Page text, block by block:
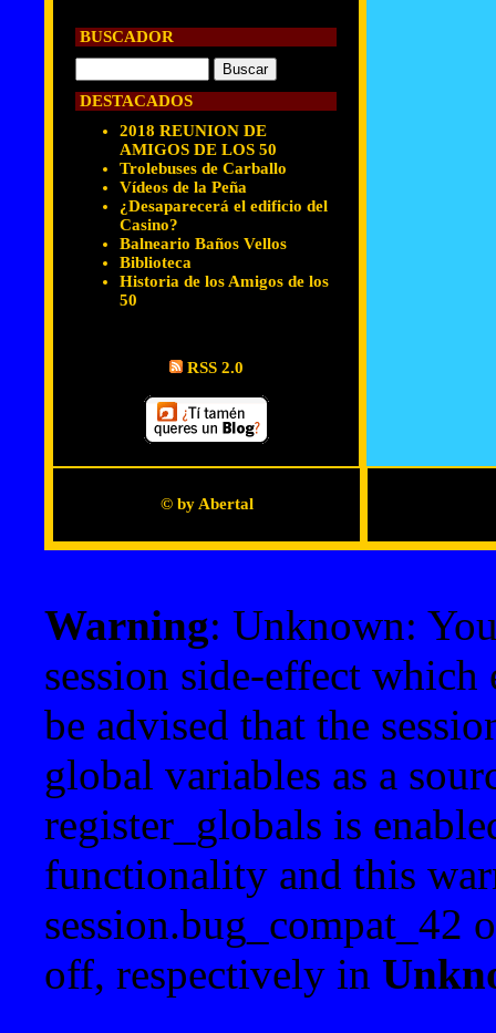
BUSCADOR
DESTACADOS
2018 REUNION DE
AMIGOS DE LOS 50
Trolebuses de Carballo
Vídeos de la Peña
¿Desaparecerá el edificio del
Casino?
Balneario Baños Vellos
Biblioteca
Historia de los Amigos de los
50
RSS 2.0
© by Abertal
Warning: Unknown:
session side-effect
be advised that the
global variables as a
register_globals is
functionality and this
session.bug_compat_42
off, respectively in